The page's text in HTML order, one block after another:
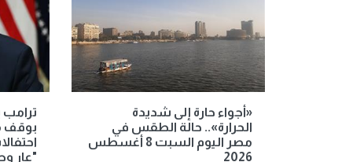
«أجواء حارة إلى شديدة
الحرارة».. حالة الطقس في
مصر اليوم السبت 8 أغسطس
2026
بوقف
"عار